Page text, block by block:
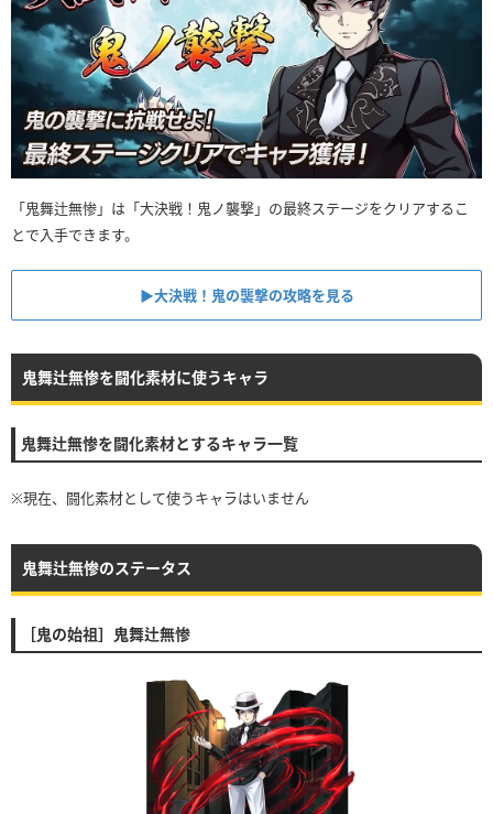
「鬼舞辻無惨」は「大決戦！鬼ノ襲撃」の最終ステージをクリアするこ
とで入手できます。
▶︎大決戦！鬼の襲撃の攻略を見る
鬼舞辻無惨を闘化素材に使うキャラ
鬼舞辻無惨を闘化素材とするキャラ一覧
※現在、闘化素材として使うキャラはいません
鬼舞辻無惨のステータス
［鬼の始祖］鬼舞辻無惨